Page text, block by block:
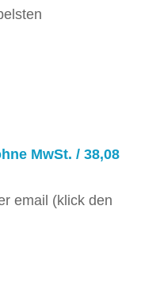
MwSt. / 38,08
email (klick den